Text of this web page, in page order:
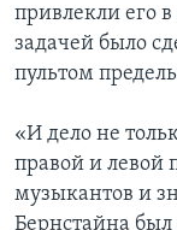
привлекли его в
задачей было
пультом
«И дело не
правой и левой
музыкантов и
Бернстайна